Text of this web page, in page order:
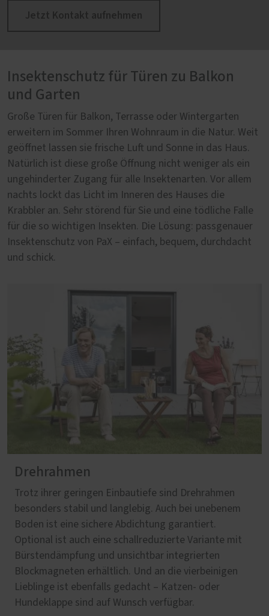
Insektenschutz für Türen zu Balkon
und Garten
Große Türen für Balkon, Terrasse oder Wintergarten
erweitern im Sommer Ihren Wohnraum in die Natur. Weit
geöffnet lassen sie frische Luft und Sonne in das Haus.
Natürlich ist diese große Öffnung nicht weniger als ein
ungehinderter Zugang für alle Insektenarten. Vor allem
nachts lockt das Licht im Inneren des Hauses die
Krabbler an. Sehr störend für Sie und eine tödliche Falle
für die so wichtigen Insekten. Die Lösung: passgenauer
Insektenschutz von PaX – einfach, bequem, durchdacht
und schick.
Drehrahmen
Trotz ihrer geringen Einbautiefe sind Drehrahmen
besonders stabil und langlebig. Auch bei unebenem
Boden ist eine sichere Abdichtung garantiert.
Optional ist auch eine schallreduzierte Variante mit
Bürstendämpfung und unsichtbar integrierten
Blockmagneten erhältlich. Und an die vierbeinigen
Lieblinge ist ebenfalls gedacht – Katzen- oder
Hundeklappe sind auf Wunsch verfügbar.